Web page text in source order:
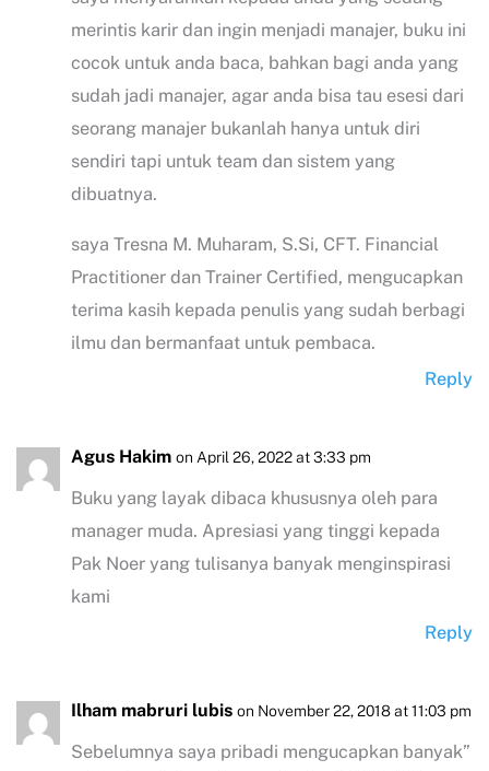
merintis karir dan ingin menjadi manajer, buku ini
cocok untuk anda baca, bahkan bagi anda yang
sudah jadi manajer, agar anda bisa tau esesi dari
seorang manajer bukanlah hanya untuk diri
sendiri tapi untuk team dan sistem yang
dibuatnya.
saya Tresna M. Muharam, S.Si, CFT. Financial
Practitioner dan Trainer Certified, mengucapkan
terima kasih kepada penulis yang sudah berbagi
ilmu dan bermanfaat untuk pembaca.
Reply
Agus Hakim on April 26, 2022 at 3:33 pm
Buku yang layak dibaca khususnya oleh para
manager muda. Apresiasi yang tinggi kepada
Pak Noer yang tulisanya banyak menginspirasi
kami
Reply
Ilham mabruri lubis on November 22, 2018 at 11:03 pm
Sebelumnya saya pribadi mengucapkan banyak”